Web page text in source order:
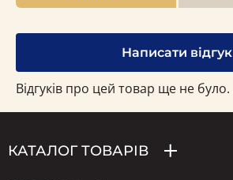
Написати відгук
Відгуків про цей товар ще не було.
КАТАЛОГ ТОВАРІВ